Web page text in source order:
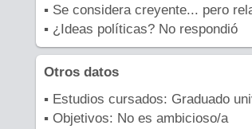
▪ Se considera creyente... pero
▪ ¿Ideas políticas? No respondió
Otros datos
▪ Estudios cursados: Graduado
▪ Objetivos: No es ambicioso/a